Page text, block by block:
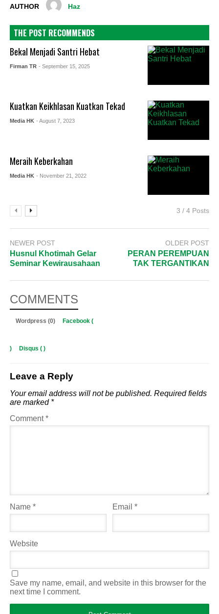
AUTHOR Haz
THE POST RECOMMENDS
Bekal Menjadi Santri Hebat
Firman TR - September 15, 2025
Kuatkan Keikhlasan Kuatkan Tekad
Media HK - August 7, 2023
Meraih Keberkahan
Media HK - November 21, 2022
3 / 4 Posts
NEWER POST
Husnul Khotimah Gelar
Seminar Kewirausahaan
OLDER POST
PERAN PEREMPUAN
TAK TERGANTIKAN
COMMENTS
Wordpress (0) Facebook (
) Disqus ( )
Leave a Reply
Your email address will not be published. Required fields
are marked *
Comment*
Name * Email*
Website
Save my name, email, and website in this browser for the
next time I comment.